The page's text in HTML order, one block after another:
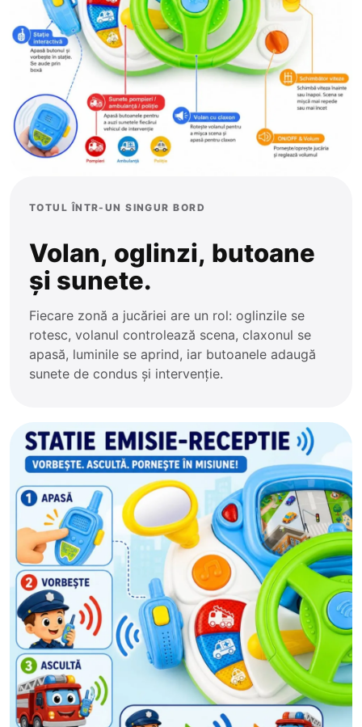
TOTUL ÎNTR-UN SINGUR BORD
Volan, oglinzi, butoane
și sunete.
Fiecare zonă a jucăriei are un rol: oglinzile se
rotesc, volanul controlează scena, claxonul se
apasă, luminile se aprind, iar butoanele adaugă
sunete de condus și intervenție.
Trenulețe
Ponei
Zornăitoare
Plajă și Piscină